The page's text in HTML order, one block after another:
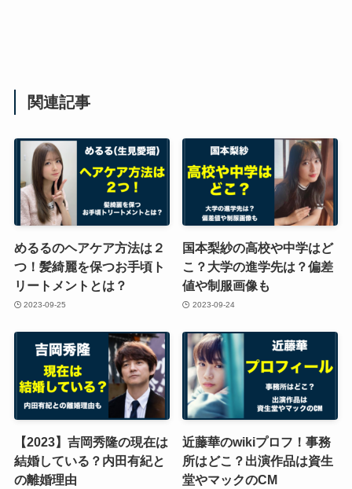
関連記事
めるるのヘアケア方法は２
つ！髪綺麗を保つお手頃ト
リートメントとは？
2023-09-25
国本梨紗の高校や中学はど
こ？大学の進学先は？偏差
値や制服画像も
2023-09-24
【2023】吉岡秀隆の現在は
結婚している？内田有紀と
の離婚理由
近藤華のwikiプロフ！事務
所はどこ？出演作品は資生
堂やマックのCM